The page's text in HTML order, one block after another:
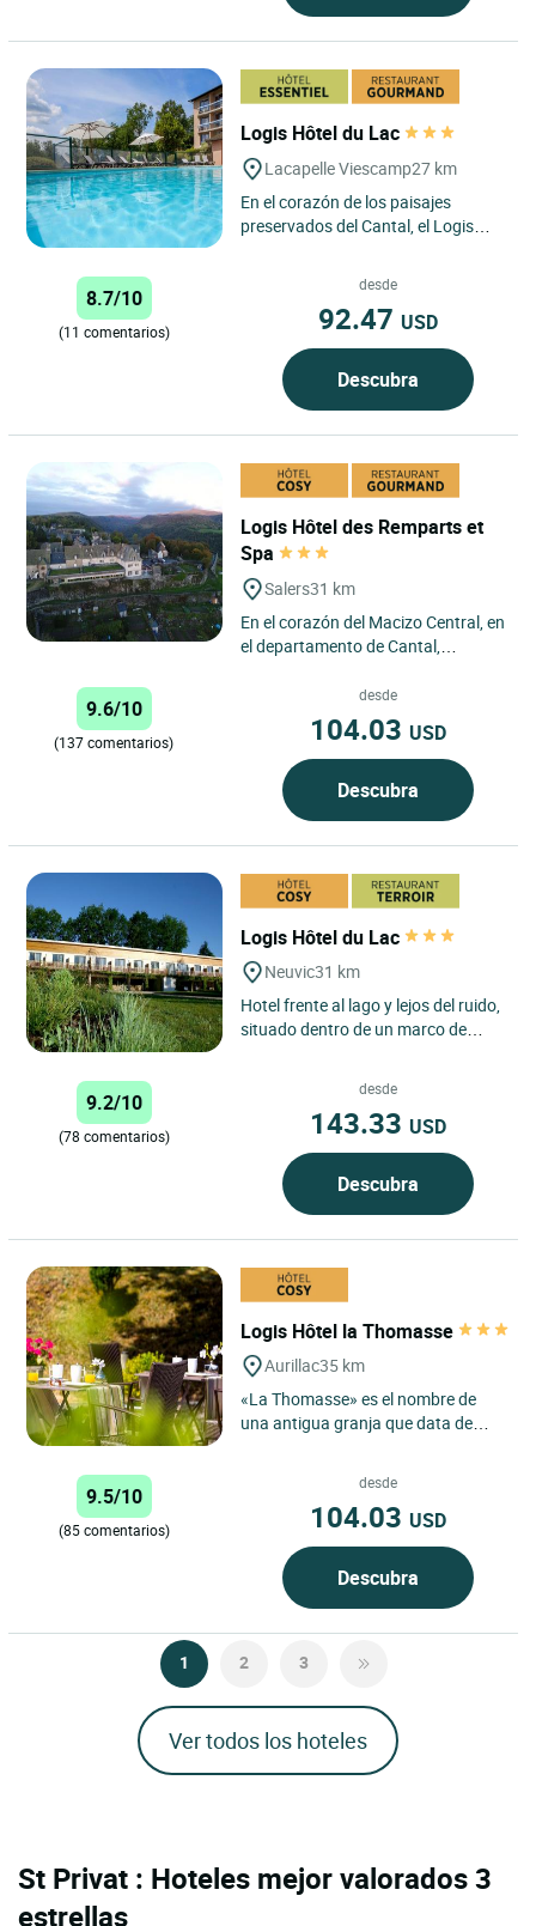
Logis Hôtel du Lac
Lacapelle Viescamp27 km
En el corazón de los paisajes
preservados del Cantal, el Logis
8.7/10
(11 comentarios)
desde
92.47 USD
Descubra
Logis Hôtel des Remparts et
Spa
Salers31 km
En el corazón del Macizo Central, en
el departamento de Cantal,
tamaño humano donde la familia...
9.6/10
(137 comentarios)
desde
104.03 USD
Descubra
Logis Hôtel du Lac
Neuvic31 km
Hotel frente al lago y lejos del ruido,
situado dentro de un marco de
9.2/10
(78 comentarios)
desde
143.33 USD
Descubra
Logis Hôtel la Thomasse
Aurillac35 km
«La Thomasse» es el nombre de
una antigua granja que data de
9.5/10
(85 comentarios)
desde
104.03 USD
Descubra
1 2 3
Ver todos los hoteles
St Privat : Hoteles mejor valorados 3
estrellas